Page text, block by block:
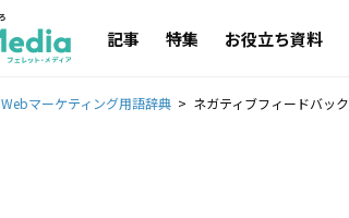
記事 特集 お役立ち資料
Webマーケティング用語辞典 ネガティブフィードバック